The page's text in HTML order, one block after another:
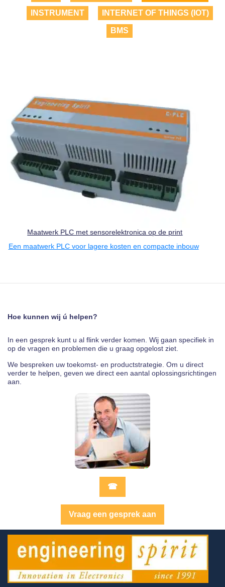
INSTRUMENT INTERNET OF THINGS (IOT)
BMS
Maatwerk PLC met sensorelektronica op de print
PLC voor lagere kosten en compacte inbouw
Hoe kunnen wij ú helpen?
In een gesprek kunt u al flink verder komen. Wij gaan specifiek in
op de vragen en problemen die u graag opgelost ziet.
We bespreken uw toekomst- en productstrategie. Om u direct
verder te helpen, geven we direct een aantal oplossingsrichtingen
aan.
☎
Vraag een gesprek aan